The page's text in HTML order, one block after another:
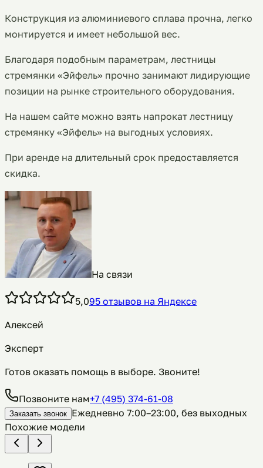
Конструкция из алюминиевого сплава прочна, легко
монтируется и имеет небольшой вес.
Благодаря подобным параметрам, лестницы
стремянки «Эйфель» прочно занимают лидирующие
позиции на рынке строительного оборудования.
На нашем сайте можно взять напрокат лестницу
стремянку «Эйфель» на выгодных условиях.
При аренде на длительный срок предоставляется
скидка.
На связи
5,095 отзывов на Яндексе
Алексей
Эксперт
Готов оказать помощь в выборе. Звоните!
Позвоните нам+7 (495) 374-61-08
Заказать звонок Ежедневно 7:00–23:00, без выходных
Похожие модели